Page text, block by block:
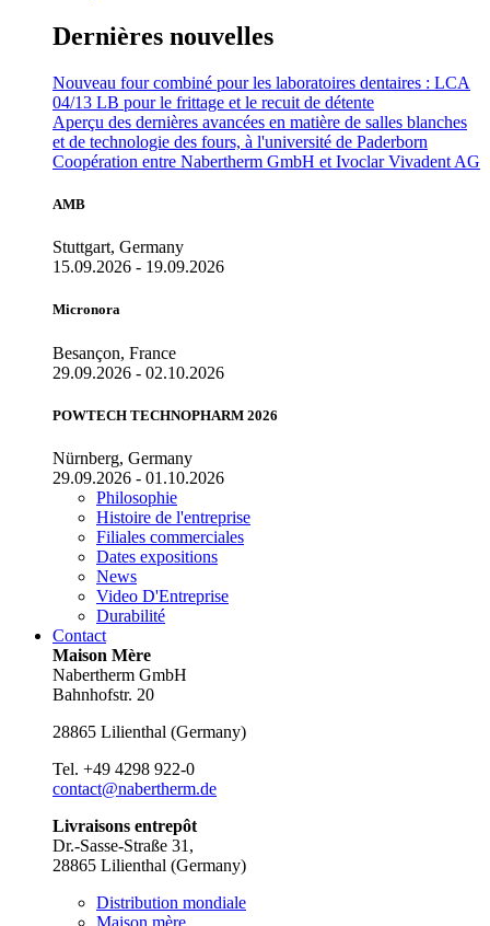
Dernières nouvelles
Nouveau four combiné pour les laboratoires dentaires : LCA
04/13 LB pour le frittage et le recuit de détente
Aperçu des dernières avancées en matière de salles blanches
et de technologie des fours, à l'université de Paderborn
Coopération entre Nabertherm GmbH et Ivoclar Vivadent AG
AMB
Stuttgart, Germany
15.09.2026 - 19.09.2026
Micronora
Besançon, France
29.09.2026 - 02.10.2026
POWTECH TECHNOPHARM 2026
Nürnberg, Germany
29.09.2026 - 01.10.2026
Philosophie
Histoire de l'entreprise
Filiales commerciales
Dates expositions
News
Video D'Entreprise
Durabilité
Contact
Maison Mère
Nabertherm GmbH
Bahnhofstr. 20
28865 Lilienthal (Germany)
Tel. +49 4298 922-0
contact@nabertherm.de
Livraisons entrepôt
Dr.-Sasse-Straße 31,
28865 Lilienthal (Germany)
Distribution mondiale
Maison mère